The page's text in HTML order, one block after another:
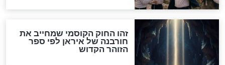
"לפני הגאולה תהיה אפיקורסות
והכחשה גדולה מאוד של
האמונה"